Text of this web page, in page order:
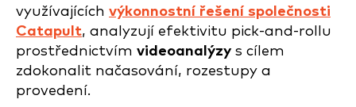
využívajících výkonnostní řešení společnosti
Catapult, analyzují efektivitu pick-and-rollu
prostřednictvím videoanalýzy s cílem
zdokonalit načasování, rozestupy a
provedení.